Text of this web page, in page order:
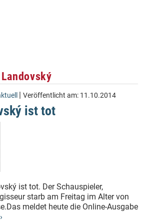
| Veröffentlicht am: 11.10.2014
ist tot
ist tot. Der Schauspieler,
starb am Freitag im Alter von
meldet heute die Online-Ausgabe